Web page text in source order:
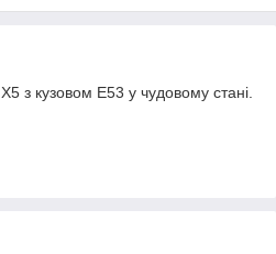
X5 з кузовом E53 у чудовому стані.